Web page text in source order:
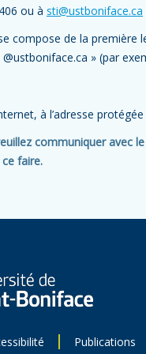
ou à sti@ustboniface.ca
compose de la
» (par
à l’adresse
communiquer avec
faire.
Publications